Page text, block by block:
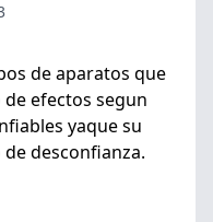
de aparatos que
efectos segun
yaque su
desconfianza.